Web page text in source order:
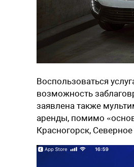
Воспользоваться
возможность
заявлена также
аренды, помимо
Красногорск,